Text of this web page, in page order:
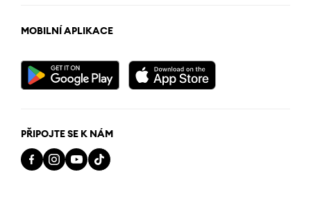
MOBILNÍ APLIKACE
PŘIPOJTE SE K NÁM